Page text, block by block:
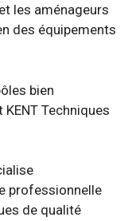
les aménageurs
des équipements
bien
Techniques
professionnelle
de qualité